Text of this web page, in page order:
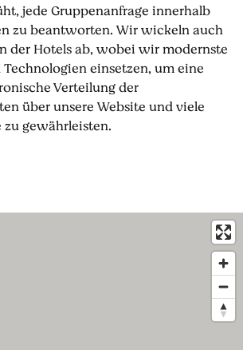
jede Gruppenanfrage innerhalb
zu beantworten. Wir wickeln auch
der Hotels ab, wobei wir modernste
einsetzen, um eine
Verteilung der
über unsere Website und viele
zu gewährleisten.